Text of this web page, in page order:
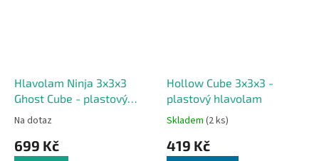
Hlavolam Ninja 3x3x3
Ghost Cube - plastový
hlavolam
Na dotaz
699 Kč
Hollow Cube 3x3x3 -
plastový hlavolam
Skladem (2 ks)
419 Kč